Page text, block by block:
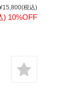
(税込)
) 10%OFF